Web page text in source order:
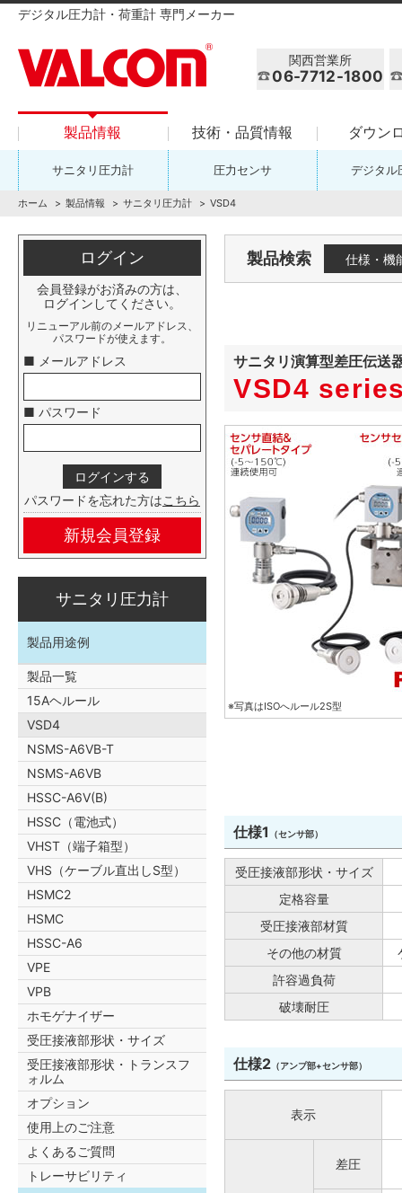
デジタル圧力計・荷重計 専門メーカー
関西営業所
06-7712-1800
製品情報 技術・品質情報 ダウン
サニタリ圧力計 圧力センサ デジタル
ホーム 製品情報 サニタリ圧力計 VSD4
製品検索 仕様・機
サニタリ演算型差圧伝送
VSD4
※写真はISOへルール2S型
仕様1 （センサ部）
受圧接液部形状・サイズ
定格容量
受圧接液部材質
その他の材質
許容過負荷
破壊耐圧
仕様2 （アンプ部+センサ部）
表示
差圧
ログイン
会員登録がお済みの方は、
ログインしてください。
リニューアル前のメールアドレス、
パスワードが使えます。
■ メールアドレス
■ パスワード
パスワードを忘れた方はこちら
新規会員登録
サニタリ圧力計
製品用途例
製品一覧
15Aヘルール
VSD4
NSMS-A6VB-T
NSMS-A6VB
HSSC-A6V(B)
HSSC（電池式）
VHST（端子箱型）
VHS（ケーブル直出しS型）
HSMC2
HSMC
HSSC-A6
VPE
VPB
ホモゲナイザー
受圧接液部形状・サイズ
受圧接液部形状・トランスフ
ォルム
オプション
使用上のご注意
よくあるご質問
トレーサビリティ